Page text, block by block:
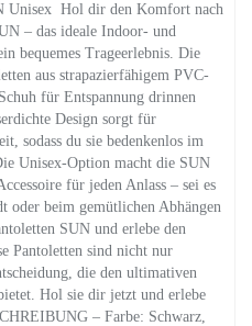
Unisex Hol dir den Komfort nach
– das ideale Indoor- und
bequemes Trageerlebnis. Die
aus strapazierfähigem PVC-
für Entspannung drinnen
Design sorgt für
sodass du sie bedenkenlos im
Unisex-Option macht die SUN
für jeden Anlass – sei es
oder beim gemütlichen Abhängen
SUN und erlebe den
Pantoletten sind nicht nur
die den ultimativen
Hol sie dir jetzt und erlebe
– Farbe: Schwarz,